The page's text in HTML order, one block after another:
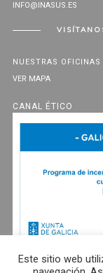
INFO@INASUS.ES
NUESTRAS OFICINAS
VER MAPA
CANAL ÉTICO
Este sitio web